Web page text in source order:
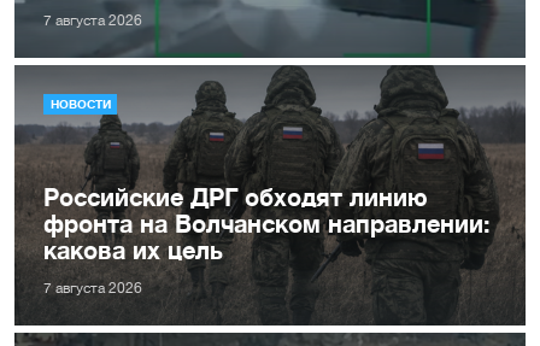
7 августа 2026
НОВОСТИ
Российские ДРГ обходят линию
фронта на Волчанском направлении:
какова их цель
7 августа 2026